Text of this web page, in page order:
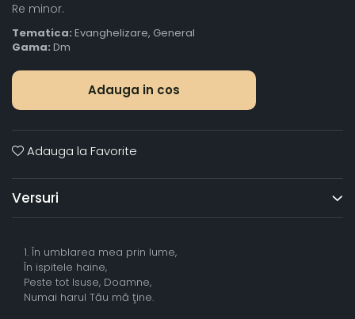
Re minor.
Tematica: Evanghelizare, General
Gama: Dm
Adauga in cos
Adauga la Favorite
Versuri
1. În umblarea mea prin lume,
În ispitele haine,
Peste tot Isuse, Doamne,
Numai harul Tău mă ţine.